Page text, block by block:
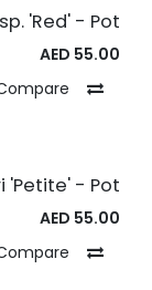
'Red' - Pot
55.00
'Petite' - Pot
55.00